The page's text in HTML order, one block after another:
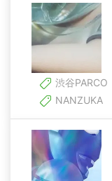
渋谷PARCO
NANZUKA